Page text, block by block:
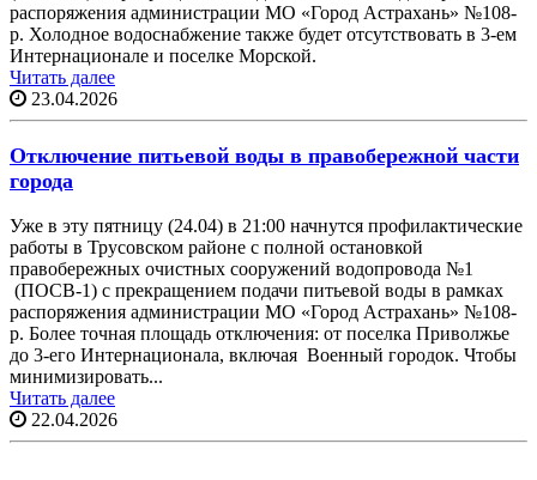
распоряжения администрации МО «Город Астрахань» №108-
р. Холодное водоснабжение также будет отсутствовать в 3-ем
Интернационале и поселке Морской.
Читать далее
23.04.2026
Отключение питьевой воды в правобережной части
города
Уже в эту пятницу (24.04) в 21:00 начнутся профилактические
работы в Трусовском районе с полной остановкой
правобережных очистных сооружений водопровода №1
(ПОСВ-1) с прекращением подачи питьевой воды в рамках
распоряжения администрации МО «Город Астрахань» №108-
р. Более точная площадь отключения: от поселка Приволжье
до 3-его Интернационала, включая Военный городок. Чтобы
минимизировать...
Читать далее
22.04.2026